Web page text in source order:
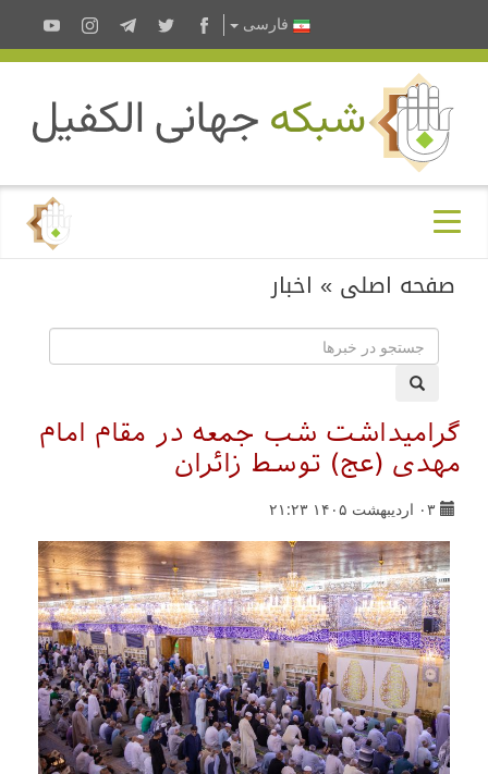
فارسى
صفحه اصلی » اخبار
گرامیداشت شب جمعه در مقام امام
مهدی (عج) توسط زائران
۰۳ اردیبهشت ۱۴۰۵ ۲۱:۲۳